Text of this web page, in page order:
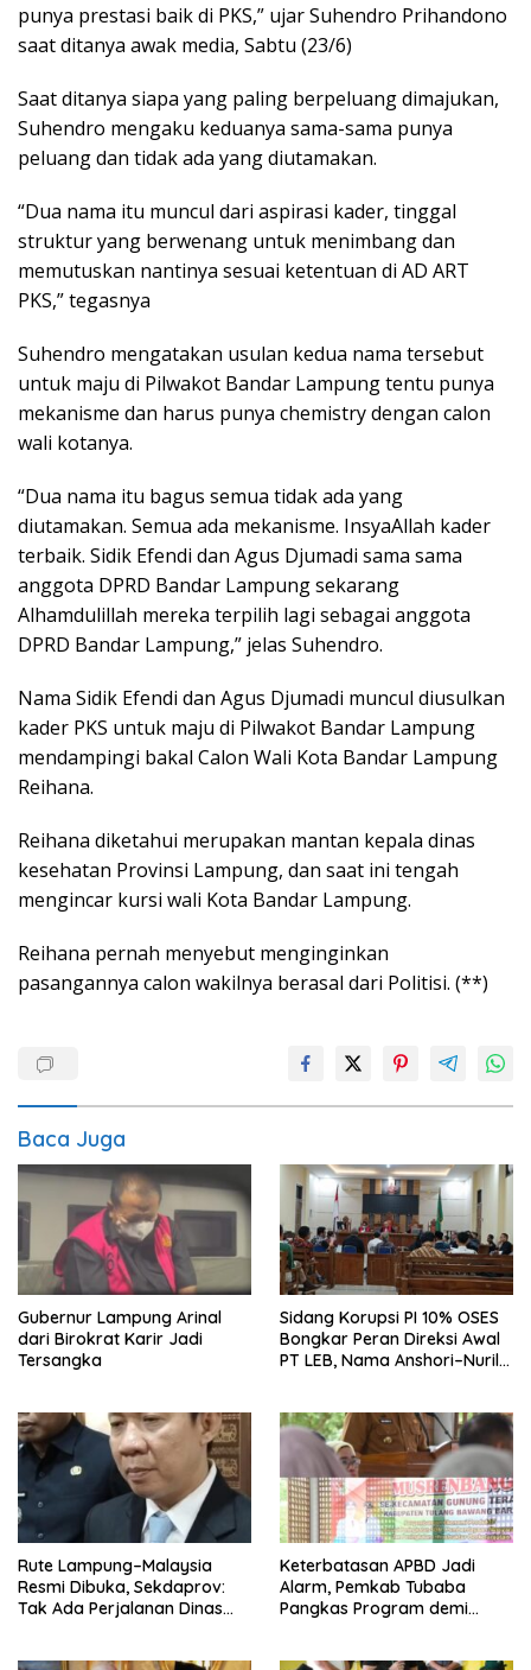
punya prestasi baik di PKS,” ujar Suhendro Prihandono
saat ditanya awak media, Sabtu (23/6)
Saat ditanya siapa yang paling berpeluang dimajukan,
Suhendro mengaku keduanya sama-sama punya
peluang dan tidak ada yang diutamakan.
“Dua nama itu muncul dari aspirasi kader, tinggal
struktur yang berwenang untuk menimbang dan
memutuskan nantinya sesuai ketentuan di AD ART
PKS,” tegasnya
Suhendro mengatakan usulan kedua nama tersebut
untuk maju di Pilwakot Bandar Lampung tentu punya
mekanisme dan harus punya chemistry dengan calon
wali kotanya.
“Dua nama itu bagus semua tidak ada yang
diutamakan. Semua ada mekanisme. InsyaAllah kader
terbaik. Sidik Efendi dan Agus Djumadi sama sama
anggota DPRD Bandar Lampung sekarang
Alhamdulillah mereka terpilih lagi sebagai anggota
DPRD Bandar Lampung,” jelas Suhendro.
Nama Sidik Efendi dan Agus Djumadi muncul diusulkan
kader PKS untuk maju di Pilwakot Bandar Lampung
mendampingi bakal Calon Wali Kota Bandar Lampung
Reihana.
Reihana diketahui merupakan mantan kepala dinas
kesehatan Provinsi Lampung, dan saat ini tengah
mengincar kursi wali Kota Bandar Lampung.
Reihana pernah menyebut menginginkan
pasangannya calon wakilnya berasal dari Politisi. (**)
Baca Juga
Gubernur Lampung Arinal
dari Birokrat Karir Jadi
Tersangka
Sidang Korupsi PI 10% OSES
Bongkar Peran Direksi Awal
PT LEB, Nama Anshori–Nuril
Rute Lampung–Malaysia
Resmi Dibuka, Sekdaprov:
Tak Ada Perjalanan Dinas
Keterbatasan APBD Jadi
Alarm, Pemkab Tubaba
Pangkas Program demi